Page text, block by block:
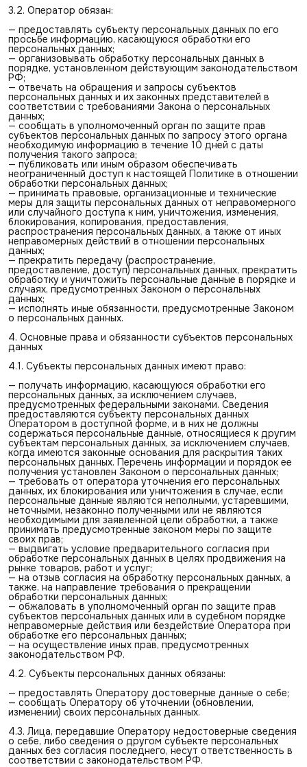
3.2. Оператор обязан:
— предоставлять субъекту персональных данных по его
просьбе информацию, касающуюся обработки его
персональных данных;
— организовывать обработку персональных данных в
порядке, установленном действующим законодательством
РФ;
— отвечать на обращения и запросы субъектов
персональных данных и их законных представителей в
соответствии с требованиями Закона о персональных
данных;
— сообщать в уполномоченный орган по защите прав
субъектов персональных данных по запросу этого органа
необходимую информацию в течение 10 дней с даты
получения такого запроса;
— публиковать или иным образом обеспечивать
неограниченный доступ к настоящей Политике в отношении
обработки персональных данных;
— принимать правовые, организационные и технические
меры для защиты персональных данных от неправомерного
или случайного доступа к ним, уничтожения, изменения,
блокирования, копирования, предоставления,
распространения персональных данных, а также от иных
неправомерных действий в отношении персональных
данных;
— прекратить передачу (распространение,
предоставление, доступ) персональных данных, прекратить
обработку и уничтожить персональные данные в порядке и
случаях, предусмотренных Законом о персональных
данных;
— исполнять иные обязанности, предусмотренные Законом
о персональных данных.
4. Основные права и обязанности субъектов персональных
данных
4.1. Субъекты персональных данных имеют право:
— получать информацию, касающуюся обработки его
персональных данных, за исключением случаев,
предусмотренных федеральными законами. Сведения
предоставляются субъекту персональных данных
Оператором в доступной форме, и в них не должны
содержаться персональные данные, относящиеся к другим
субъектам персональных данных, за исключением случаев,
когда имеются законные основания для раскрытия таких
персональных данных. Перечень информации и порядок ее
получения установлен Законом о персональных данных;
— требовать от оператора уточнения его персональных
данных, их блокирования или уничтожения в случае, если
персональные данные являются неполными, устаревшими,
неточными, незаконно полученными или не являются
необходимыми для заявленной цели обработки, а также
принимать предусмотренные законом меры по защите
своих прав;
— выдвигать условие предварительного согласия при
обработке персональных данных в целях продвижения на
рынке товаров, работ и услуг;
— на отзыв согласия на обработку персональных данных, а
также, на направление требования о прекращении
обработки персональных данных;
— обжаловать в уполномоченный орган по защите прав
субъектов персональных данных или в судебном порядке
неправомерные действия или бездействие Оператора при
обработке его персональных данных;
— на осуществление иных прав, предусмотренных
законодательством РФ.
4.2. Субъекты персональных данных обязаны:
— предоставлять Оператору достоверные данные о себе;
— сообщать Оператору об уточнении (обновлении,
изменении) своих персональных данных.
4.3. Лица, передавшие Оператору недостоверные сведения
о себе, либо сведения о другом субъекте персональных
данных без согласия последнего, несут ответственность в
соответствии с законодательством РФ.